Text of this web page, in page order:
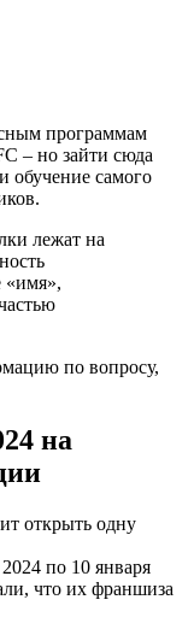
программам
– но зайти сюда
самого
лежат на
«имя»,
по вопросу,
на
открыть одну
по 10 января
что их франшиза